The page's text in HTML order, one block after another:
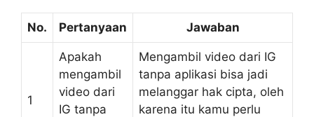
No. Pertanyaan Jawaban
1
Apakah
mengambil
video dari
IG tanpa
Mengambil video dari IG
tanpa aplikasi bisa jadi
melanggar hak cipta, oleh
karena itu kamu perlu